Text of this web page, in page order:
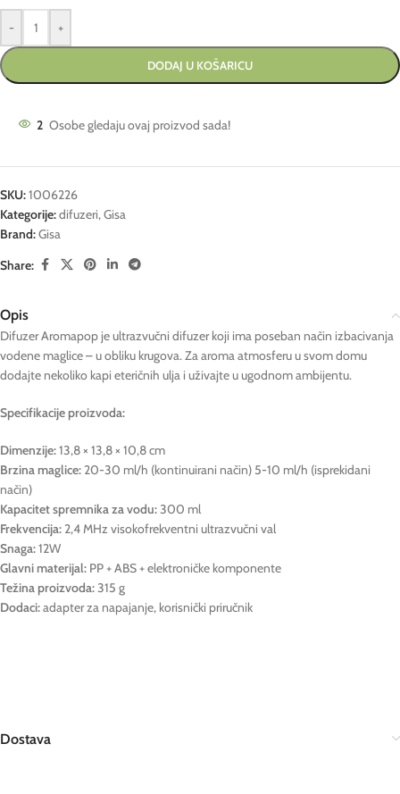
- +
DODAJ U KOŠARICU
2 Osobe gledaju ovaj proizvod sada!
SKU:1006226
Kategorije:difuzeri,Gisa
Brand:Gisa
Share:
Opis
Difuzer Aromapop je ultrazvučni difuzer koji ima poseban način izbacivanja
vodene maglice – u obliku krugova. Za aroma atmosferu u svom domu
dodajte nekoliko kapi eteričnih ulja i uživajte u ugodnom ambijentu.
Specifikacije proizvoda:
Dimenzije:13,8 × 13,8 × 10,8 cm
Brzina maglice: 20-30 ml/h (kontinuirani način) 5-10 ml/h (isprekidani
način)
Kapacitet spremnika za vodu:300 ml
Frekvencija: 2,4 MHz visokofrekventni ultrazvučni val
Snaga:12W
Glavni materijal: PP + ABS + elektroničke komponente
Težina proizvoda:315 g
Dodaci:adapter za napajanje, korisnički priručnik
Dostava